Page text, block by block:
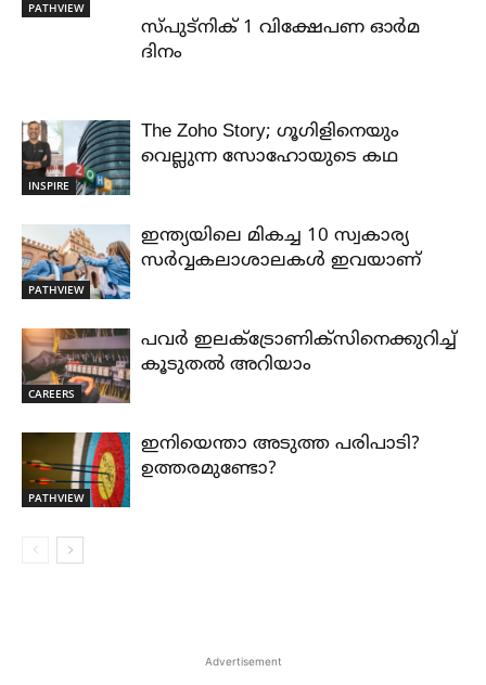
PATHVIEW
സ്പുട്നിക് 1 വിക്ഷേപണ ഓർമ
ദിനം
INSPIRE
The Zoho Story; ഗൂഗിളിനെയും
വെല്ലുന്ന സോഹോയുടെ കഥ
PATHVIEW
ഇന്ത്യയിലെ മികച്ച 10 സ്വകാര്യ
സർവ്വകലാശാലകൾ ഇവയാണ്
CAREERS
പവർ ഇലക്ട്രോണിക്സിനെക്കുറിച്ച്
കൂടുതൽ അറിയാം
PATHVIEW
ഇനിയെന്താ അടുത്ത പരിപാടി?
ഉത്തരമുണ്ടോ?
Advertisement